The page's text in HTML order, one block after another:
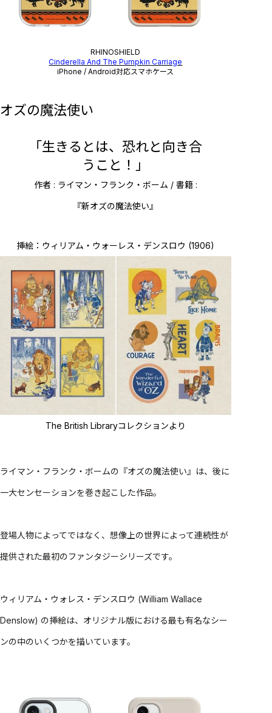
RHINOSHIELD
Cinderella And The Pumpkin Carriage
iPhone / Android対応スマホケース
オズの魔法使い
「生きるとは、恐れと向き合
うこと！」
作者 : ライマン・フランク・ボーム / 書籍 :
『新オズの魔法使い』
挿絵：ウィリアム・ウォーレス・デンスロウ (1906)
The British Libraryコレクションより
ライマン・フランク・ボームの『オズの魔法使い』は、後に
一大センセーションを巻き起こした作品。
登場人物によってではなく、想像上の世界によって連続性が
提供された最初のファンタジーシリーズです。
ウィリアム・ウォレス・デンスロウ (William Wallace
Denslow) の挿絵は、オリジナル版における最も有名なシー
ンの中のいくつかを描いています。